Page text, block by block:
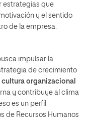
estrategias que
y el sentido
de la empresa.
impulsar la
de crecimiento
cultura organizacional
y contribuye al clima
es un perfil
de Recursos Humanos